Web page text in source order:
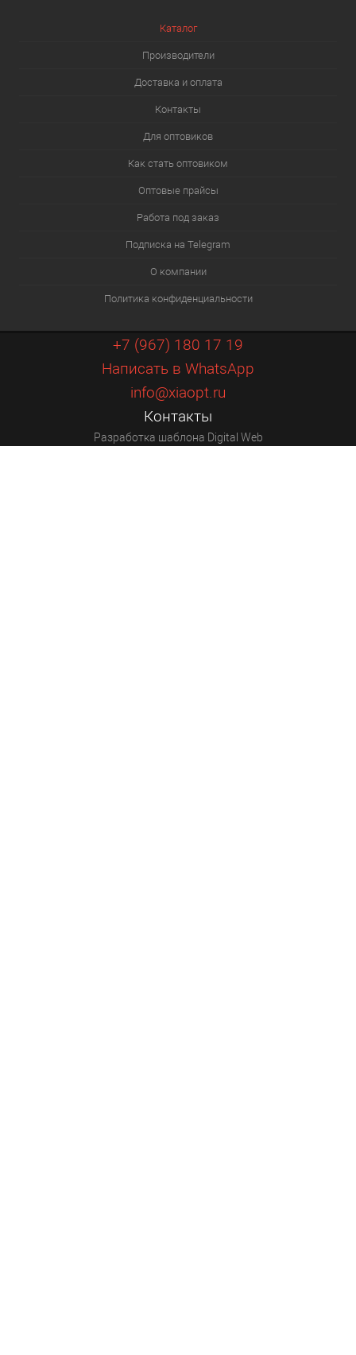
Каталог
Производители
Доставка и оплата
Контакты
Для оптовиков
Как стать оптовиком
Оптовые прайсы
Работа под заказ
Подписка на Telegram
О компании
Политика конфиденциальности
+7 (967) 180 17 19
Написать в WhatsApp
info@xiaopt.ru
Контакты
Разработка шаблона Digital Web